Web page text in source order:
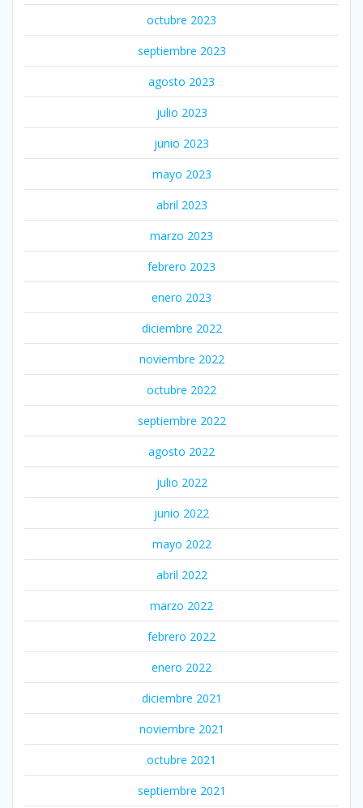
octubre 2023
septiembre 2023
agosto 2023
julio 2023
junio 2023
mayo 2023
abril 2023
marzo 2023
febrero 2023
enero 2023
diciembre 2022
noviembre 2022
octubre 2022
septiembre 2022
agosto 2022
julio 2022
junio 2022
mayo 2022
abril 2022
marzo 2022
febrero 2022
enero 2022
diciembre 2021
noviembre 2021
octubre 2021
septiembre 2021